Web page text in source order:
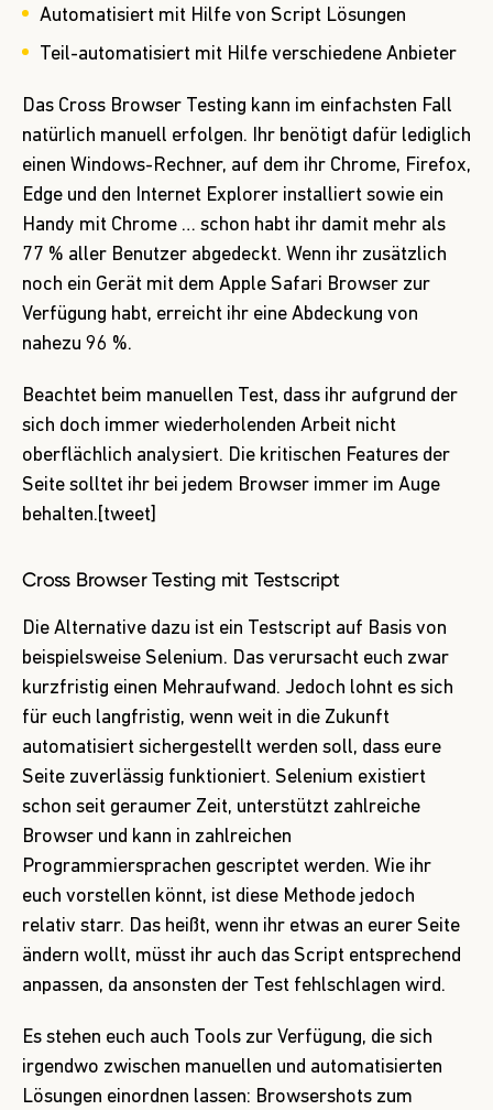
Automatisiert mit Hilfe von Script Lösungen
Teil-automatisiert mit Hilfe verschiedene Anbieter
Das Cross Browser Testing kann im einfachsten Fall
natürlich manuell erfolgen. Ihr benötigt dafür lediglich
einen Windows-Rechner, auf dem ihr Chrome, Firefox,
Edge und den Internet Explorer installiert sowie ein
Handy mit Chrome … schon habt ihr damit mehr als
77 % aller Benutzer abgedeckt. Wenn ihr zusätzlich
noch ein Gerät mit dem Apple Safari Browser zur
Verfügung habt, erreicht ihr eine Abdeckung von
nahezu 96 %.
Beachtet beim manuellen Test, dass ihr aufgrund der
sich doch immer wiederholenden Arbeit nicht
oberflächlich analysiert. Die kritischen Features der
Seite solltet ihr bei jedem Browser immer im Auge
behalten.[tweet]
Cross Browser Testing mit Testscript
Die Alternative dazu ist ein Testscript auf Basis von
beispielsweise Selenium. Das verursacht euch zwar
kurzfristig einen Mehraufwand. Jedoch lohnt es sich
für euch langfristig, wenn weit in die Zukunft
automatisiert sichergestellt werden soll, dass eure
Seite zuverlässig funktioniert. Selenium existiert
schon seit geraumer Zeit, unterstützt zahlreiche
Browser und kann in zahlreichen
Programmiersprachen gescriptet werden. Wie ihr
euch vorstellen könnt, ist diese Methode jedoch
relativ starr. Das heißt, wenn ihr etwas an eurer Seite
ändern wollt, müsst ihr auch das Script entsprechend
anpassen, da ansonsten der Test fehlschlagen wird.
Es stehen euch auch Tools zur Verfügung, die sich
irgendwo zwischen manuellen und automatisierten
Lösungen einordnen lassen: Browsershots zum